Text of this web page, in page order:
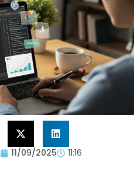
11/09/2025 11:16